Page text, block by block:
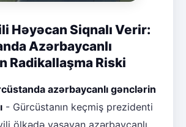
Həyəcan Siqnalı Verir:
Azərbaycanlı
Radikallaşma Riski
azərbaycanlı gənclərin
- Gürcüstanın keçmiş prezidenti